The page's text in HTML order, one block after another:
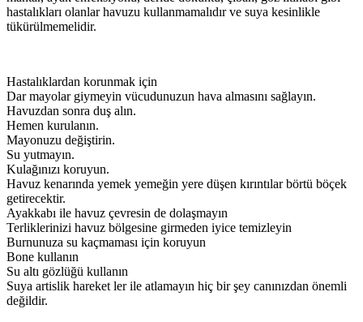
hastalıkları olanlar havuzu kullanmamalıdır ve suya kesinlikle
tükürülmemelidir.
Hastalıklardan korunmak için
Dar mayolar giymeyin vücudunuzun hava almasını sağlayın.
Havuzdan sonra duş alın.
Hemen kurulanın.
Mayonuzu değiştirin.
Su yutmayın.
Kulağınızı koruyun.
Havuz kenarında yemek yemeğin yere düşen kırıntılar börtü böçek
getirecektir.
Ayakkabı ile havuz çevresin de dolaşmayın
Terliklerinizi havuz bölgesine girmeden iyice temizleyin
Burnunuza su kaçmaması için koruyun
Bone kullanın
Su altı gözlüğü kullanın
Suya artislik hareket ler ile atlamayın hiç bir şey canınızdan önemli
değildir.